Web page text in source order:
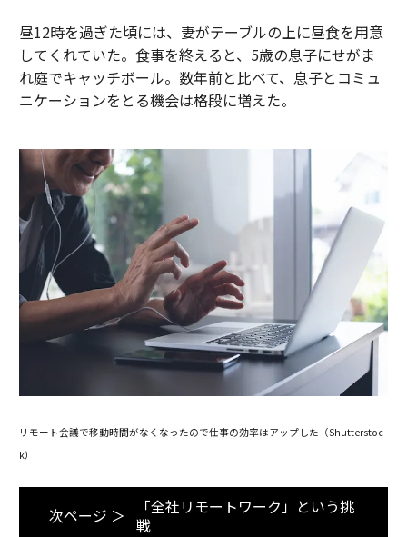
昼12時を過ぎた頃には、妻がテーブルの上に昼食を用意
してくれていた。食事を終えると、5歳の息子にせがま
れ庭でキャッチボール。数年前と比べて、息子とコミュ
ニケーションをとる機会は格段に増えた。
リモート会議で移動時間がなくなったので仕事の効率はアップした（Shutterstoc
k）
次ページ ＞
「全社リモートワーク」という挑
戦